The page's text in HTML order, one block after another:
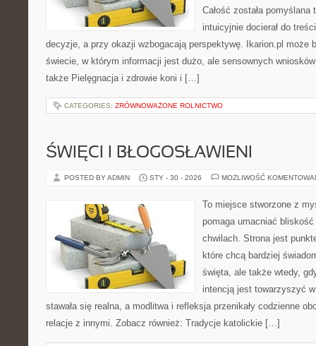
Całość została
intuicyjnie docierał do
decyzje, a przy okazji wzbogacają perspektywę. Ikarion.pl może
świecie, w którym informacji jest dużo, ale sensownych
także Pielęgnacja i zdrowie koni i […]
CATEGORIES: ZRÓWNOWAŻONE ROLNICTWO
ŚWIĘCI I BŁOGOSŁAWIENI
POSTED BY ADMIN STY - 30 - 2026 MOŻLIWOŚĆ
To miejsce stworzone z
pomaga umacniać
chwilach. Strona jest
które chcą bardziej
święta, ale także wtedy,
intencją jest towarzyszyć
stawała się realna, a modlitwa i refleksja przenikały codzienne
relacje z innymi. Zobacz również: Tradycje katolickie […]